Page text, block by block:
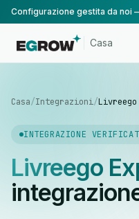
Casa
Casa/Integrazioni/Livreego
INTEGRAZIONE
Livreego